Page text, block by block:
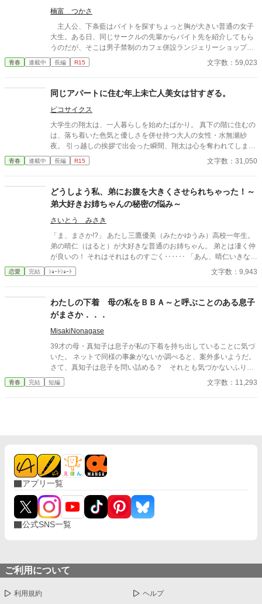
いに発展！？
楠富 つかさ
主人公、下条藍はバイトを探すちょっと胸が大きい普通の女子
大生。ある日、同じサークルの先輩からバイト先を紹介してもら
うのだが、そこは男子禁制のカフェ併設ランジェリーショップ
で！？ ちょっとハレンチなお仕事カフェライフ、始まりま
す！！ ※この物語はフィクションであり実在の人物・団体・法律
成できないのでビキニで代用しています。
青春 連載中 長編 R15 文字数：59,023
同じアパートに住む年上未亡人美女は甘すぎる。
ピコサイクス
大学生の翔太は、一人暮らしを始めたばかり。 真下の階に住むの
は、落ち着いた色気と優しさを併せ持つ大人の女性・水無瀬紗
夜。 引っ越しの挨拶で出会った瞬間、翔太は心を奪われてしま
う。 偶然にもアルバイト先のスーパーで再会した彼女は、翔太を
すぐに採用し、温かく仕事を教えてくれる存在だった。 ある日の
紗夜の部屋でご飯をご馳走になるほど親密に。 優しくて穏やかで
――その色気に触れるたび、翔太の心は揺れていく。 大人の女性
と大学生、甘くちょっぴり刺激的な同居生活（？）がはじまる。
青春 連載中 長編 R15 文字数：31,050
どうしよう私、弟にお腹を大きくさせられちゃった！～
弟大好きお姉ちゃんの秘密の悩み～
さいとう みさき
「ま、まさか!?」 あたし三鷹優美（みたかゆうみ）高校一年生。
弟の晴仁（はると）が大好きな普通のお姉ちゃん。 弟とは凄く仲
が良いの！ それはそれはものすごく‥‥‥ 「あん、晴仁いきなり
そんなのお口に入らないよぉ～♡」 そんな関係のあたしたち。 で
もある日トイレであたしはアレが来そうなのになかなか来ないの
お腹が出て来てる!?」 お姉ちゃんの秘密の悩みです。
恋愛 完結 ｼｮｰﾄｼｮｰﾄ 文字数：9,943
わたしの下着 母の私をＢＢＡ～と呼ぶことのある息子
がまさか．．．
MisakiNonagase
39才の母・真知子は息子が私の下着を持ち出していることに気づ
いた。 ネットで同様の事象がないか調べると、案外多いようだ。
さて、真知子は息子を問い詰める？ それとも気づかないふりを
青春 完結 短編 文字数：11,293
アプリ一覧
公式SNS一覧
ご利用について
利用規約 ヘルプ